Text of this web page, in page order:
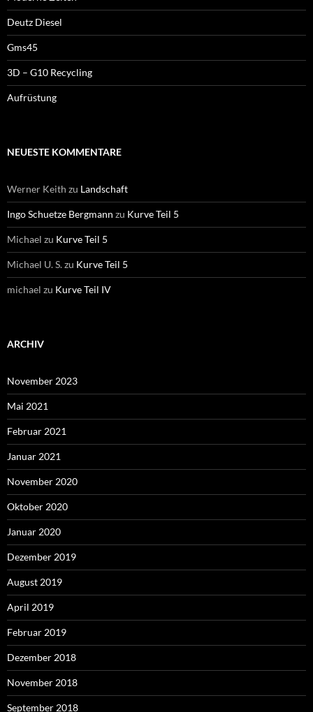
Deutz Diesel
Gms45
3D – G10 Recycling
Aufrüstung
NEUESTE KOMMENTARE
Werner Keith zu Landschaft
Ingo Schuetze Bergmann zu Kurve Teil 5
Michael zu Kurve Teil 5
Michael U. S.zu Kurve Teil 5
michael zu Kurve Teil IV
ARCHIV
November 2023
Mai 2021
Februar 2021
Januar 2021
November 2020
Oktober 2020
Januar 2020
Dezember 2019
August 2019
April 2019
Februar 2019
Dezember 2018
November 2018
September 2018